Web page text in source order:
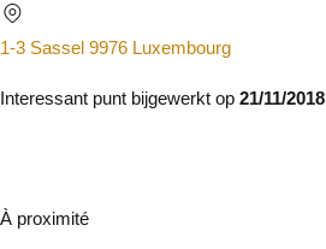
1-3 Sassel 9976 Luxembourg
Interessant punt bijgewerkt op 21/11/2018
À proximité